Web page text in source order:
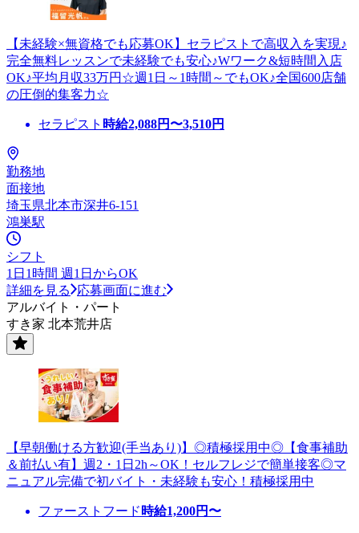
【未経験×無資格でも応募OK】セラピストで高収入を実現♪
完全無料レッスンで未経験でも安心♪Wワーク&短時間入店
OK♪平均月収33万円☆週1日～1時間～でもOK♪全国600店舗
の圧倒的集客力☆
セラピスト 時給2,088円〜3,510円
勤務地
面接地
埼玉県北本市深井6-151
鴻巣駅
シフト
1日1時間 週1日からOK
詳細を見る
応募画面に進む
アルバイト・パート
すき家 北本荒井店
【早朝働ける方歓迎(手当あり)】◎積極採用中◎【食事補助
＆前払い有】週2・1日2h～OK！セルフレジで簡単接客◎マ
ニュアル完備で初バイト・未経験も安心！積極採用中
ファーストフード 時給1,200円〜